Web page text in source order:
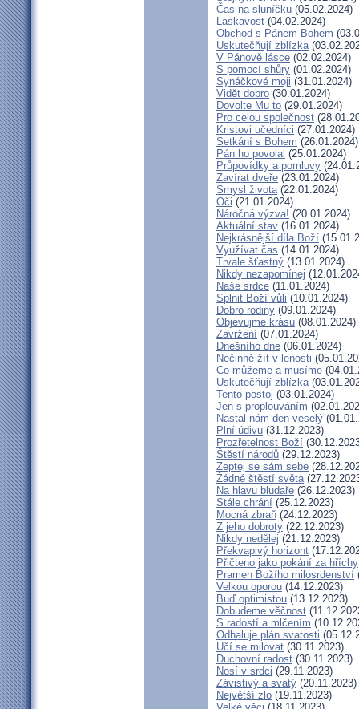
Čas na sluníčku (05.02.2024)
Laskavost (04.02.2024)
Obchod s Pánem Bohem
Uskutečňují zblízka
V Pánově lásce (02.02.2024)
S pomocí shůry (01.02.2024)
Synáčkové moji (31.01.2024)
Vidět dobro (30.01.2024)
Dovolte Mu to (29.01.2024)
Pro celou společnost
Kristovi učedníci (27.01.2024)
Setkání s Bohem (26.01.2024)
Pán ho povolal (25.01.2024)
Průpovídky a pomluvy
Zavírat dveře (23.01.2024)
Smysl života(22.01.2024)
Oči (21.01.2024)
Náročná výzva! (20.01.2024)
Aktuální stav (16.01.2024)
Nejkrásnější díla Boží
Využívat čas (14.01.2024)
Trvale šťastný (13.01.2024)
Nikdy nezapomínej
Naše srdce (11.01.2024)
Splnit Boží vůli (10.01.2024)
Dobro rodiny (09.01.2024)
Objevujme krásu (08.01.2024)
Zavržení (07.01.2024)
Dnešního dne (06.01.2024)
Nečinně žít v lenosti
Co můžeme a musíme
Uskutečňují zblízka
Tento postoj (03.01.2024)
Jen s proplouváním
Nastal nám den veselý
Plní údivu (31.12.2023)
Prozřetelnost Boží
Štěstí národů (29.12.2023)
Zeptej se sám sebe
Žádné štěstí světa
Na hlavu bludaře (26.12.2023)
Stále chrání (25.12.2023)
Mocná zbraň (24.12.2023)
Z jeho dobroty (22.12.2023)
Nikdy nedělej (21.12.2023)
Překvapivý horizont
Přičteno jako pokání za hříchy
Pramen Božího milosrdenství
Velkou oporou (14.12.2023)
Buď optimistou (13.12.2023)
Dobudeme věčnost
S radostí a mlčením
Odhaluje plán svatosti
Učí se milovat (30.11.2023)
Duchovní radost (30.11.2023)
Nosí v srdci (29.11.2023)
Závistivý a svatý (20.11.2023)
Největší zlo (19.11.2023)